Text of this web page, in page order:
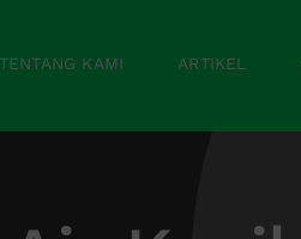
KAMI ARTIKEL